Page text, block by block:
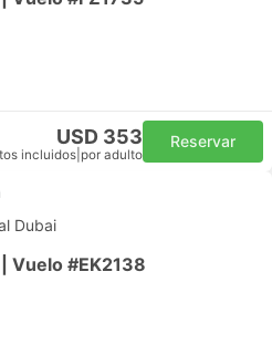
USD 353
incluidos por adulto
Reservar
Dubai
Vuelo #EK2138